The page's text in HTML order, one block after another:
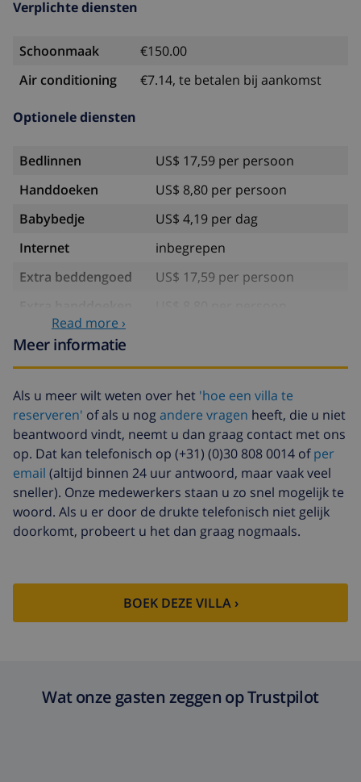
Verplichte diensten
Schoonmaak
€150.00
Air conditioning
€7.14, te betalen bij aankomst
Optionele diensten
Bedlinnen
US$ 17,59 per persoon
Handdoeken
US$ 8,80 per persoon
Babybedje
US$ 4,19 per dag
Internet
inbegrepen
Extra beddengoed
US$ 17,59 per persoon
Annuleringsfonds:
Read more ›
Meer informatie
Als u meer wilt weten over het 'hoe een villa te
reserveren' of als u nogandere vragen heeft, die u niet
beantwoord vindt, neemt u dan graag contact met ons
op. Dat kan telefonisch op (+31) (0)30 808 0014 ofper
email (altijd binnen 24 uur antwoord, maar vaak veel
sneller). Onze medewerkers staan u zo snel mogelijk te
woord. Als u er door de drukte telefonisch niet gelijk
doorkomt, probeert u het dan graag nogmaals.
BOEK DEZE VILLA ›
Wat onze gasten zeggen op Trustpilot